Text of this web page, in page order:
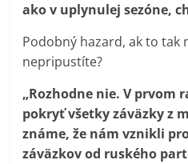
ako v uplynulej sezóne,
Podobný hazard, ak to tak
nepripustíte?
„Rozhodne nie. V prvom
pokryť všetky záväzky z
známe, že nám vznikli
záväzkov od ruského